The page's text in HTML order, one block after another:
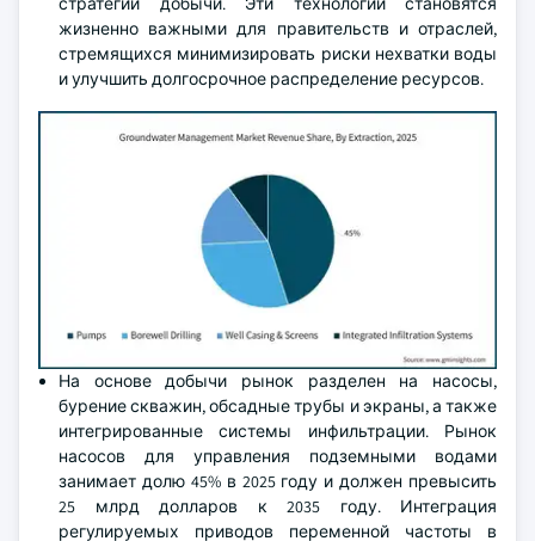
жизненно важными для правительств и отраслей,
стремящихся минимизировать риски нехватки воды
и улучшить долгосрочное распределение ресурсов.
На основе добычи рынок разделен на насосы,
бурение скважин, обсадные трубы и экраны, а также
интегрированные системы инфильтрации. Рынок
насосов для управления подземными водами
занимает долю 45% в 2025 году и должен превысить
25 млрд долларов к 2035 году. Интеграция
регулируемых приводов переменной частоты в